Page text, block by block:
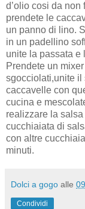
d’olio cosi da
prendete le
un panno di lino.
in un padellino
unite la passata e
Prendete un
sgocciolati,unite il
caccavelle con
cucina e
realizzare la
cucchiaiata di
con altre
minuti.
Dolci a gogo alle
Condividi